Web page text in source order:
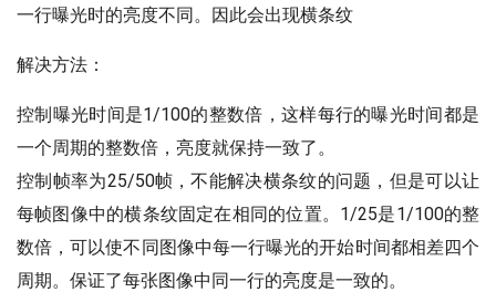
一行曝光时的亮度不同。因此会出现横条纹
解决方法：
控制曝光时间是1/100的整数倍，这样每行的曝光时间都是
一个周期的整数倍，亮度就保持一致了。
控制帧率为25/50帧，不能解决横条纹的问题，但是可以让
每帧图像中的横条纹固定在相同的位置。1/25是1/100的整
数倍，可以使不同图像中每一行曝光的开始时间都相差四个
周期。保证了每张图像中同一行的亮度是一致的。